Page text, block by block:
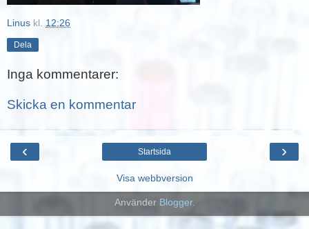
Linus kl. 12:26
Dela
Inga kommentarer:
Skicka en kommentar
‹ ›
Startsida
Visa webbversion
Använder Blogger.